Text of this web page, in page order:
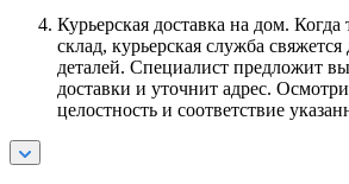
Курьерская доставка на дом. Когда
склад, курьерская служба
деталей. Специалист предложит
доставки и уточнит адрес.
целостность и соответствие